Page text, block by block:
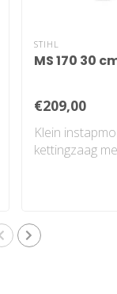
STIHL
MS 170 30
€209,00
Klein
kettingzaag